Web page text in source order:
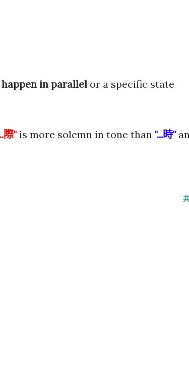
happen in parallel or a specific state
際" is more solemn in tone than "...時"